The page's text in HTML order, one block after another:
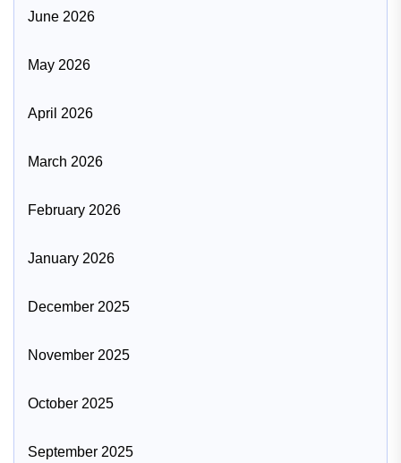
June 2026
May 2026
April 2026
March 2026
February 2026
January 2026
December 2025
November 2025
October 2025
September 2025